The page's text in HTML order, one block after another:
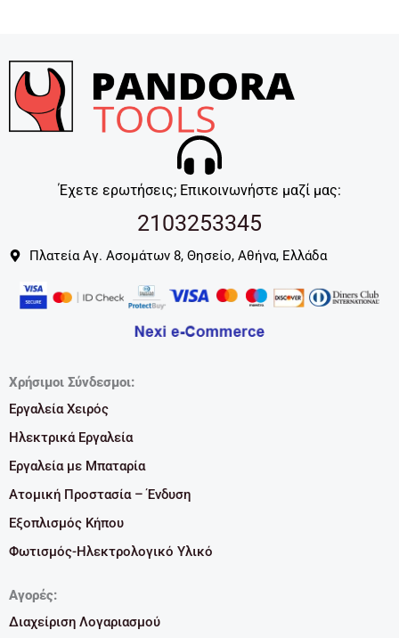
Έχετε ερωτήσεις; Επικοινωνήστε μαζί μας:
2103253345
Πλατεία Αγ. Ασομάτων 8, Θησείο, Αθήνα, Ελλάδα
Χρήσιμοι Σύνδεσμοι:
Εργαλεία Χειρός
Ηλεκτρικά Εργαλεία
Εργαλεία με Μπαταρία
Ατομική Προστασία – Ένδυση
Εξοπλισμός Κήπου
Φωτισμός-Ηλεκτρολογικό Υλικό
Αγορές:
Διαχείριση Λογαριασμού